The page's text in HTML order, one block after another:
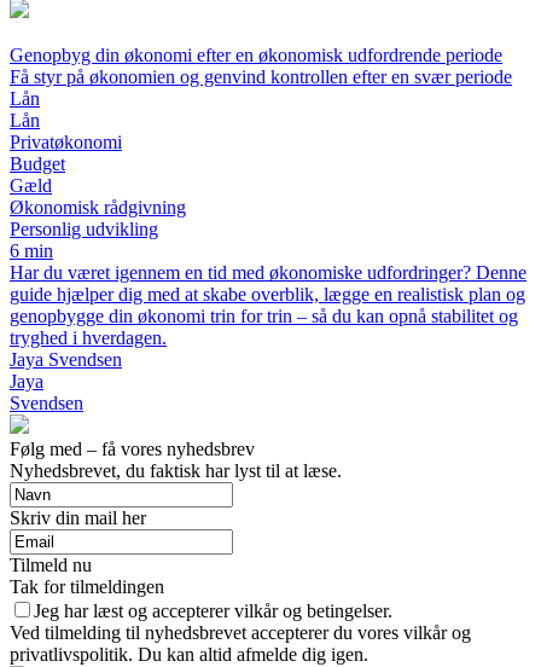
Genopbyg din økonomi efter en økonomisk udfordrende periode
Få styr på økonomien og genvind kontrollen efter en svær periode
Lån
Lån
Privatøkonomi
Budget
Gæld
Økonomisk rådgivning
Personlig udvikling
6 min
Har du været igennem en tid med økonomiske udfordringer? Denne
guide hjælper dig med at skabe overblik, lægge en realistisk plan og
genopbygge din økonomi trin for trin – så du kan opnå stabilitet og
tryghed i hverdagen.
Jaya Svendsen
Jaya
Svendsen
Følg med – få vores nyhedsbrev
Nyhedsbrevet, du faktisk har lyst til at læse.
Skriv din mail her
Tilmeld nu
Tak for tilmeldingen
Jeg har læst og accepterer vilkår og betingelser.
Ved tilmelding til nyhedsbrevet accepterer du vores vilkår og
privatlivspolitik. Du kan altid afmelde dig igen.